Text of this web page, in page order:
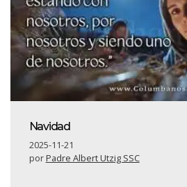
Navidad
2025-11-21
porPadre Albert Utzig SSC